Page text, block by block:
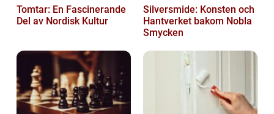
Tomtar: En Fascinerande
Del av Nordisk Kultur
Silversmide: Konsten och
Hantverket bakom Nobla
Smycken